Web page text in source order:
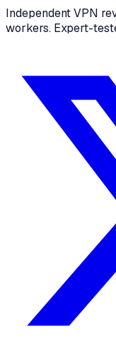
Independent VPN
workers. Expert-